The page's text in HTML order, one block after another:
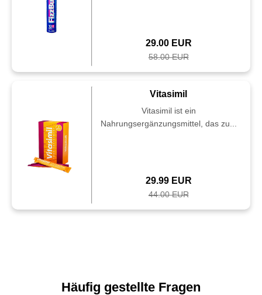
29.00 EUR
58.00 EUR
Vitasimil
Vitasimil ist ein
Nahrungsergänzungsmittel, das zu...
29.99 EUR
44.00 EUR
Häufig gestellte Fragen